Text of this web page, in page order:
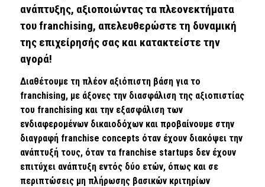
ανάπτυξης, αξιοποιώντας τα πλεονεκτήματα
του franchising, απελευθερώστε τη δυναμική
της επιχείρησής σας και κατακτείστε την
αγορά!
Διαθέτουμε τη πλέον αξιόπιστη βάση για το
franchising, με άξονες την διασφάλιση της αξιοπιστίας
του franchising και την εξασφάλιση των
ενδιαφερομένων δικαιοδόχων και προβαίνουμε στην
διαγραφή franchise concepts όταν έχουν διακόψει την
ανάπτυξή τους, όταν τα franchise startups δεν έχουν
επιτύχει ανάπτυξη εντός δύο ετών, όπως και σε
περιπτώσεις μη πλήρωσης βασικών κριτηρίων